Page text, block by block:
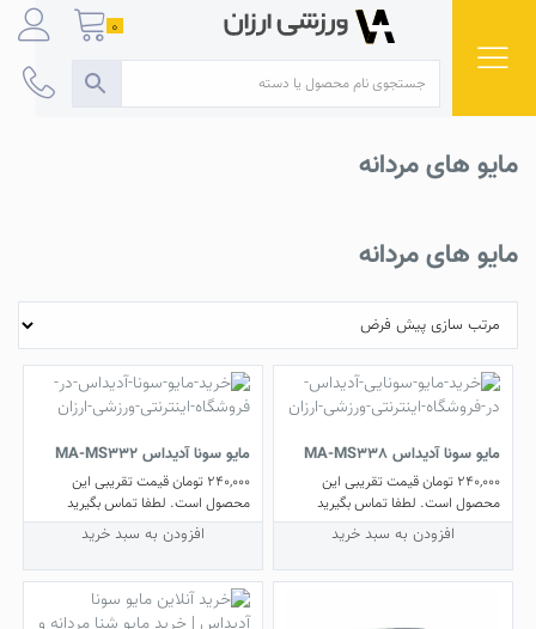
content
0
مایو های مردانه
مایو های مردانه
مایو سونا آدیداس MA-MS338
240,000 تومانقیمت تقریبی این
محصول است. لطفا تماس بگیرید
افزودن به سبد خرید
مایو سونا آدیداس MA-MS332
240,000 تومانقیمت تقریبی این
محصول است. لطفا تماس بگیرید
افزودن به سبد خرید